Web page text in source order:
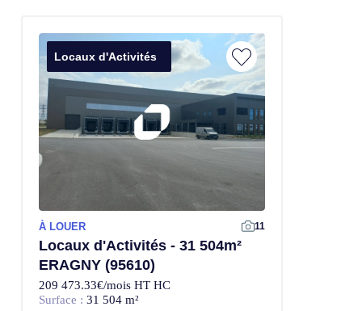
Locaux d'Activités
À LOUER 11
Locaux d'Activités - 31 504m²
ERAGNY (95610)
209 473.33€/mois HT HC
Surface : 31 504 m²